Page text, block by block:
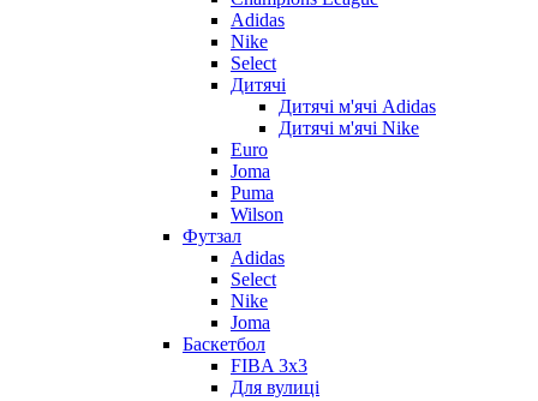
Adidas
Nike
Select
Дитячі
Дитячі м'ячі Adidas
Дитячі м'ячі Nike
Euro
Joma
Puma
Wilson
Футзал
Adidas
Select
Nike
Joma
Баскетбол
FIBA 3x3
Для вулиці